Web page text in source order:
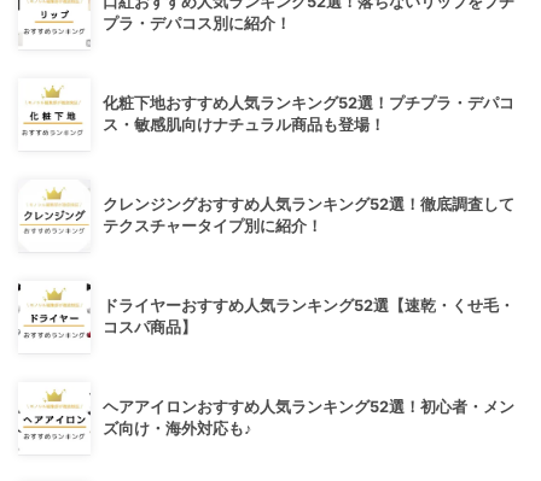
プラ・デパコス別に紹介！
化粧下地おすすめ人気ランキング52選！プチプラ・デパコ
ス・敏感肌向けナチュラル商品も登場！
クレンジングおすすめ人気ランキング52選！徹底調査して
テクスチャータイプ別に紹介！
ドライヤーおすすめ人気ランキング52選【速乾・くせ毛・
コスパ商品】
ヘアアイロンおすすめ人気ランキング52選！初心者・メン
ズ向け・海外対応も♪